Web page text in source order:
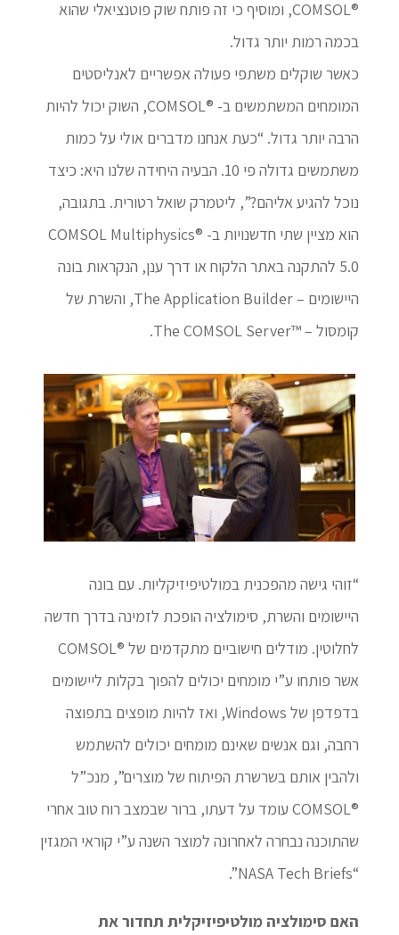
®COMSOL, ומוסיף כי זה פותח שוק פוטנציאלי שהוא
בכמה רמות יותר גדול.
כאשר שוקלים משתפי פעולה אפשריים לאנליסטים
המומחים המשתמשים ב- ®COMSOL, השוק יכול להיות
הרבה יותר גדול. “כעת אנחנו מדברים אולי על כמות
משתמשים גדולה פי 10. הבעיה היחידה שלנו היא: כיצד
נוכל להגיע אליהם?”, ליטמרק שואל רטורית. בתגובה,
הוא מציין שתי חדשנויות ב- COMSOL Multiphysics®
5.0 להתקנה באתר הלקוח או דרך ענן, הנקראות בונה
היישומים – The Application Builder, והשרת של
קומסול – ™The COMSOL Server.
“זוהי גישה מהפכנית במולטיפיזיקליות. עם בונה
היישומים והשרת, סימולציה הופכת לזמינה בדרך חדשה
לחלוטין. מודלים חישוביים מתקדמים של ®COMSOL
אשר פותחו ע”י מומחים יכולים להפוך בקלות ליישומים
בדפדפן של Windows, ואז להיות מופצים בתפוצה
רחבה, וגם אנשים שאינם מומחים יכולים להשתמש
ולהבין אותם בשרשרת הפיתוח של מוצרים”, מנכ”ל
®COMSOL עומד על דעתו, ברור שבמצב רוח טוב אחרי
שהתוכנה נבחרה לאחרונה למוצר השנה ע”י קוראי המגזין
“NASA Tech Briefs”.
האם סימולציה מולטיפיזיקלית תחדור את